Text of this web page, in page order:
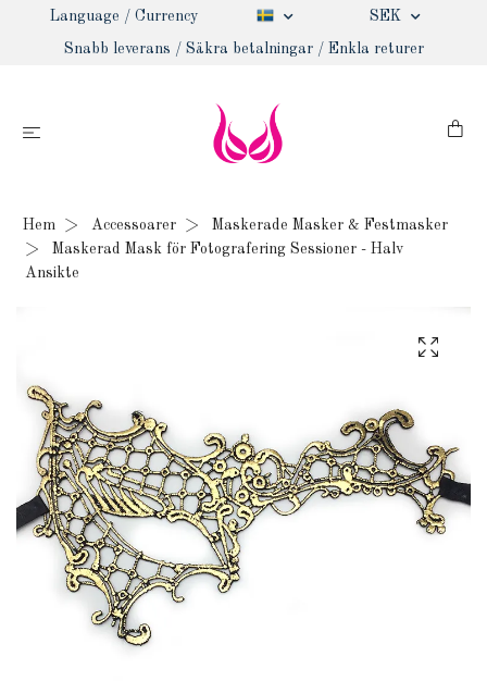
Language / Currency SEK
Snabb leverans / Säkra betalningar / Enkla returer
Hem Accessoarer
Maskerade Masker & Festmasker
Maskerad Mask för Fotografering Sessioner - Halv
Ansikte